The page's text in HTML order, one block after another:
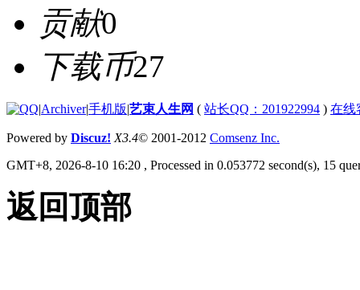
贡献0
下载币27
|Archiver|手机版|艺束人生网 ( 站长QQ：201922994 ) 在线
Powered by Discuz! X3.4© 2001-2012 Comsenz Inc.
GMT+8, 2026-8-10 16:20 , Processed in 0.053772 second(s), 15
返回顶部